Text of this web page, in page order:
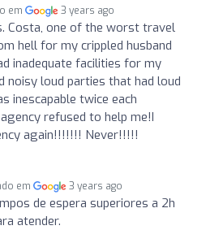
em 3 years ago
Costa, one of the worst travel
hell for my crippled husband
inadequate facilities for my
noisy loud parties that had loud
inescapable twice each
refused to help me!I
again!!!!!!! Never!!!!!
em 3 years ago
de espera superiores a 2h
atender.